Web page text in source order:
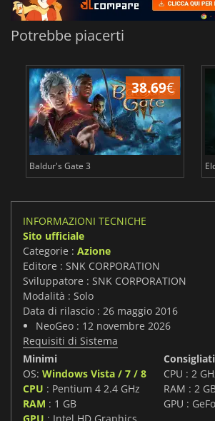
Potrebbe piacerti
38.69€
Baldur's Gate 3
INFORMAZIONI TECNICHE
Sito ufficiale
Categorie : Azione
Editore : SNK CORPORATION
Sviluppatore : SNK CORPORATION
Modalità : Solo
Data di rilascio : 26 maggio 2016
NeoGeo : 12 novembre 2026
Requisiti di Sistema
Minimi
OS: Windows Vista / 7 / 8
CPU : Pentium 4 2.4 GHz
RAM : 1 GB
Consigliati
CPU : 2
RAM : 2
GPU :